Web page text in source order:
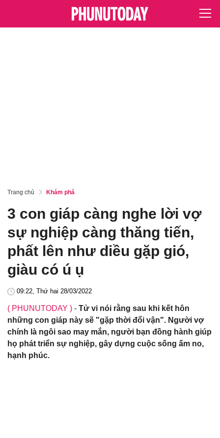
Trang chủ Khám phá
3 con giáp càng nghe lời vợ
sự nghiệp càng thăng tiến,
phất lên như diều gặp gió,
giàu có ú ụ
09:22, Thứ hai 28/03/2022
( PHUNUTODAY ) - Tử vi nói rằng sau khi kết hôn
những con giáp này sẽ "gặp thời đổi vận". Người vợ
chính là ngôi sao may mắn, người bạn đồng hành giúp
họ phát triển sự nghiệp, gây dựng cuộc sống ấm no,
hạnh phúc.